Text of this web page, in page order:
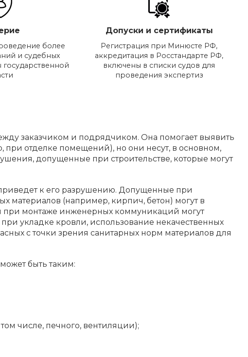
более
и судебных
государственной
Допуски и сертификаты
Регистрация при Минюсте РФ,
аккредитация в Росстандарте РФ,
включены в списки судов для
проведения экспертиз
заказчиком и подрядчиком. Она помогает выявить
при отделке помещений), но они несут, в основном,
допущенные при строительстве, которые могут
к его разрушению. Допущенные при
материалов (например, кирпич, бетон) могут в
монтаже инженерных коммуникаций могут
укладке кровли, использование некачественных
с точки зрения санитарных норм материалов для
быть таким:
числе, печного, вентиляции);